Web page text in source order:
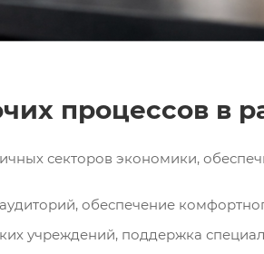
процессов в
секторов экономики,
обеспечение
учреждений, поддержка